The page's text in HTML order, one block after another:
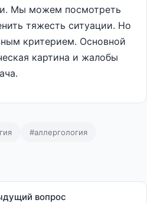
Мы можем посмотреть
тяжесть ситуации. Но
критерием. Основной
картина и жалобы
#аллергология
вопрос